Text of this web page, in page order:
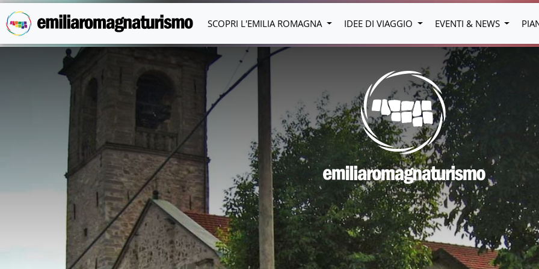
Vai al contenuto principale
SCOPRI L'EMILIA ROMAGNA IDEE DI VIAGGIO EVENTI & NEWS